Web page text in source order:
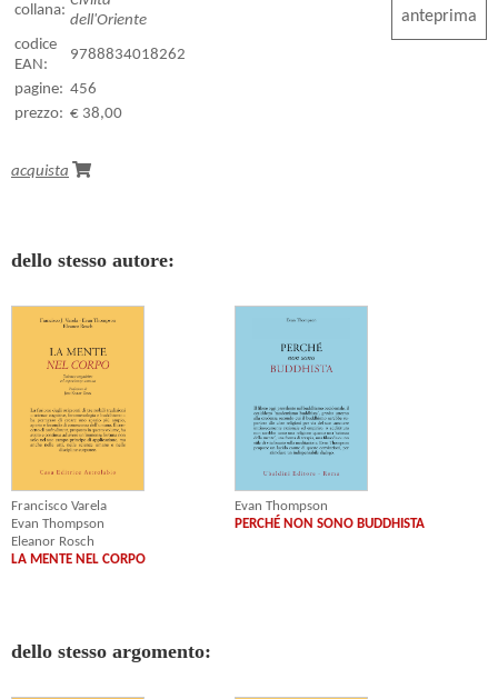
collana:
dell'Oriente
codice
EAN:
9788834018262
pagine: 456
prezzo: € 38,00
acquista
anteprima
dello stesso autore:
Francisco Varela
Evan Thompson
Eleanor Rosch
LA MENTE NEL CORPO
Evan Thompson
PERCHÉ NON SONO BUDDHISTA
dello stesso argomento: